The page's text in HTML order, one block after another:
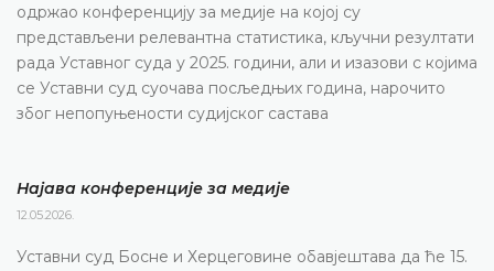
одржао конференцију за медије на којој су
представљени релевантна статистика, кључни резултати
рада Уставног суда у 2025. години, али и изазови с којима
се Уставни суд суочава посљедњих година, нарочито
због непопуњености судијског састава
Најава конференције за медије
12.05.2026.
Уставни суд Босне и Херцеговине обавјештава да ће 15.